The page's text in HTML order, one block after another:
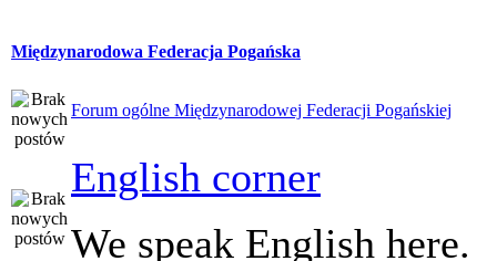
Międzynarodowa Federacja Pogańska
Forum ogólne Międzynarodowej Federacji Pogańskiej
English corner
We speak English here.